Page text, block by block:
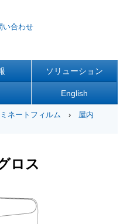
い合わせ
ソリューション
English
ネートフィルム › 屋内
ロス